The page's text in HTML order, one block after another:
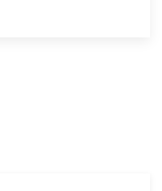
стены выполнены